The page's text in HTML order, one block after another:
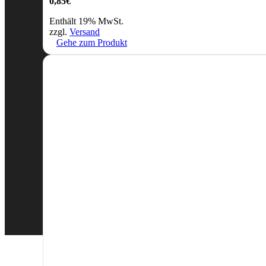
Enthält 19% MwSt.
zzgl. Versand
Gehe zum Produkt